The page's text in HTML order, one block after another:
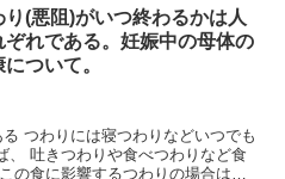
り(悪阻)がいつ終わるかは人
ぞれである。妊娠中の母体の
ついて。
でも
など食